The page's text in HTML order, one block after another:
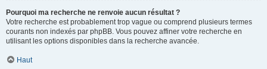
Pourquoi ma recherche ne renvoie aucun résultat ?
Votre recherche est probablement trop vague ou comprend plusieurs termes
courants non indexés par phpBB. Vous pouvez affiner votre recherche en
utilisant les options disponibles dans la recherche avancée.
Haut